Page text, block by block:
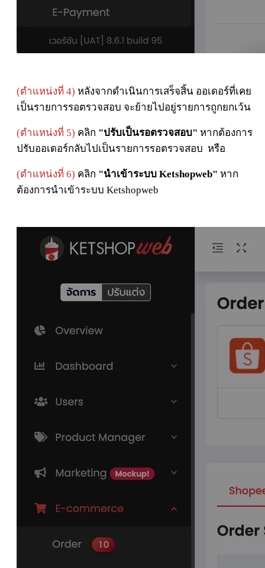
(ตำแหน่งที่ 4) หลังจากดำเนินการเสร็จสิ้น ออเดอร์ที่เคย
เป็นรายการรอตรวจสอบ จะย้ายไปอยู่รายการถูกยกเว้น
(ตำแหน่งที่ 5) คลิก "ปรับเป็นรอตรวจสอบ" หากต้องการ
ปรับออเดอร์กลับไปเป็นรายการรอตรวจสอบ หรือ
(ตำแหน่งที่ 6) คลิก "นำเข้าระบบ Ketshopweb" หาก
ต้องการนำเข้าระบบ Ketshopweb